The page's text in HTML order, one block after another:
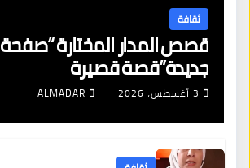
ثقافة
قصص المدار المختارة “صفحة
جديدة”قصة قصيرة
3 أغسطس، 2026 ALMADAR